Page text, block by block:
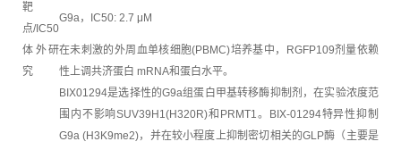
靶
点/IC50
G9a，IC50: 2.7 μM
体外研
究
在未刺激的外周血单核细胞(PBMC)培养基中，RGFP109剂量依赖
性上调共济蛋白 mRNA和蛋白水平。
BIX01294是选择性的G9a组蛋白甲基转移酶抑制剂，在实验浓度范
围内不影响SUV39H1(H320R)和PRMT1。BIX-01294特异性抑制
G9a (H3K9me2)，并在较小程度上抑制密切相关的GLP酶（主要是